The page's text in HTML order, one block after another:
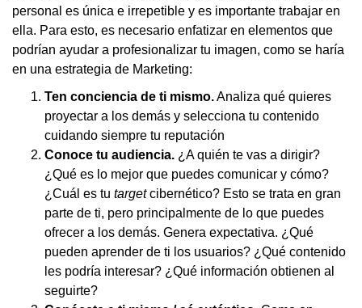
personal es única e irrepetible y es importante trabajar en
ella. Para esto, es necesario enfatizar en elementos que
podrían ayudar a profesionalizar tu imagen, como se haría
en una estrategia de Marketing:
Ten conciencia de ti mismo.Analiza qué quieres
proyectar a los demás y selecciona tu contenido
cuidando siempre tu reputación
Conoce tu audiencia. ¿A quién te vas a dirigir?
¿Qué es lo mejor que puedes comunicar y cómo?
¿Cuál es tu targetcibernético? Esto se trata en gran
parte de ti, pero principalmente de lo que puedes
ofrecer a los demás. Genera expectativa. ¿Qué
pueden aprender de ti los usuarios? ¿Qué contenido
les podría interesar? ¿Qué información obtienen al
seguirte?